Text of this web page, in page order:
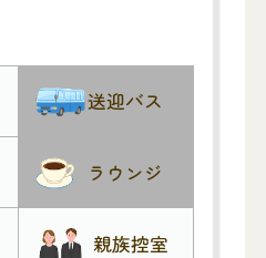
送迎バス
ラウンジ
親族控室